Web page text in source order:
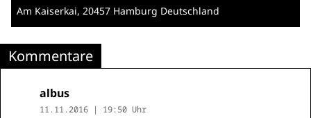
Am Kaiserkai, 20457 Hamburg Deutschland
Kommentare
albus
11.11.2016 | 19:50 Uhr